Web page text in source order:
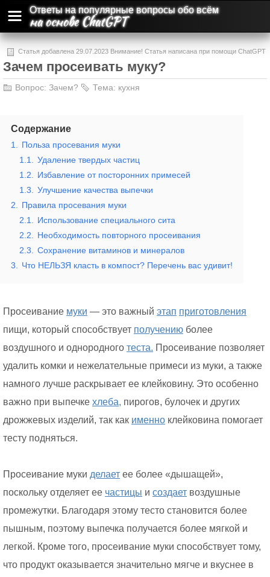
Ответы на популярные вопросы обо всём
на основе ChatGPT
Статья добавлена 29.07.2023 Внимание! Статья написана при помощи ChatGPT
и может содержать ошибки и неточности.
Зачем просеивать муку?
Вопрос: Зачем? Тема: кухня
Содержание
1.
Польза просевания муки
1.1.
Удаление твердых частиц
1.2.
Избавление от посторонних примесей
1.3.
Улучшение качества выпечки
2.
Правила просевания муки
2.1.
Использование специального сита
2.2.
Необходимость повторного просеивания
2.3.
Сохранение витаминов и минералов
3.
Что НЕЛЬЗЯ класть в компост? Перечень вас удивит!
Просеивание муки — это важный этап приготовления
пищи, который способствует получению более
воздушного и однородного теста. Просеивание позволяет
удалить комки и нежелательные примеси из муки, а также
намного лучше раскрывает ее клейковину. Это особенно
важно при выпечке хлеба, пирогов, булочек и других
дрожжевых изделий, так как именно клейковина помогает
тесту подняться.
Просеивание муки делает ее более «дышащей»,
поскольку отделяет ее частицы и создает воздушные
промежутки. Благодаря этому тесто становится более
пышным, поэтому выпечка получается более мягкой и
легкой. Кроме того, просеивание муки способствует тому,
что продукт оказывается значительно мягче и вкуснее в